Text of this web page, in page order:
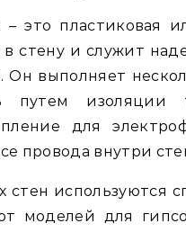
– это пластиковая
в стену и служит
Он выполняет
путем изоляции
для
провода внутри
стен используются
моделей для